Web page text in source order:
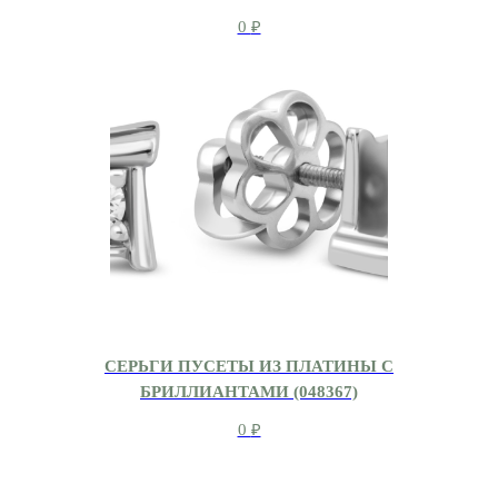
0 ₽
СЕРЬГИ ПУСЕТЫ ИЗ ПЛАТИНЫ С
БРИЛЛИАНТАМИ (048367)
0 ₽